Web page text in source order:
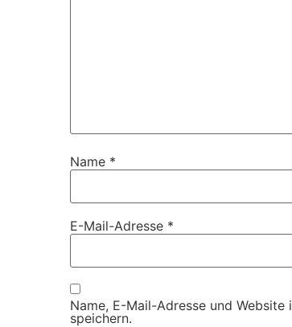
Name *
E-Mail-Adresse *
Name, E-Mail-Adresse und
speichern.